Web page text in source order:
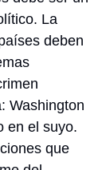
La
deben
Washington
en el suyo.
que